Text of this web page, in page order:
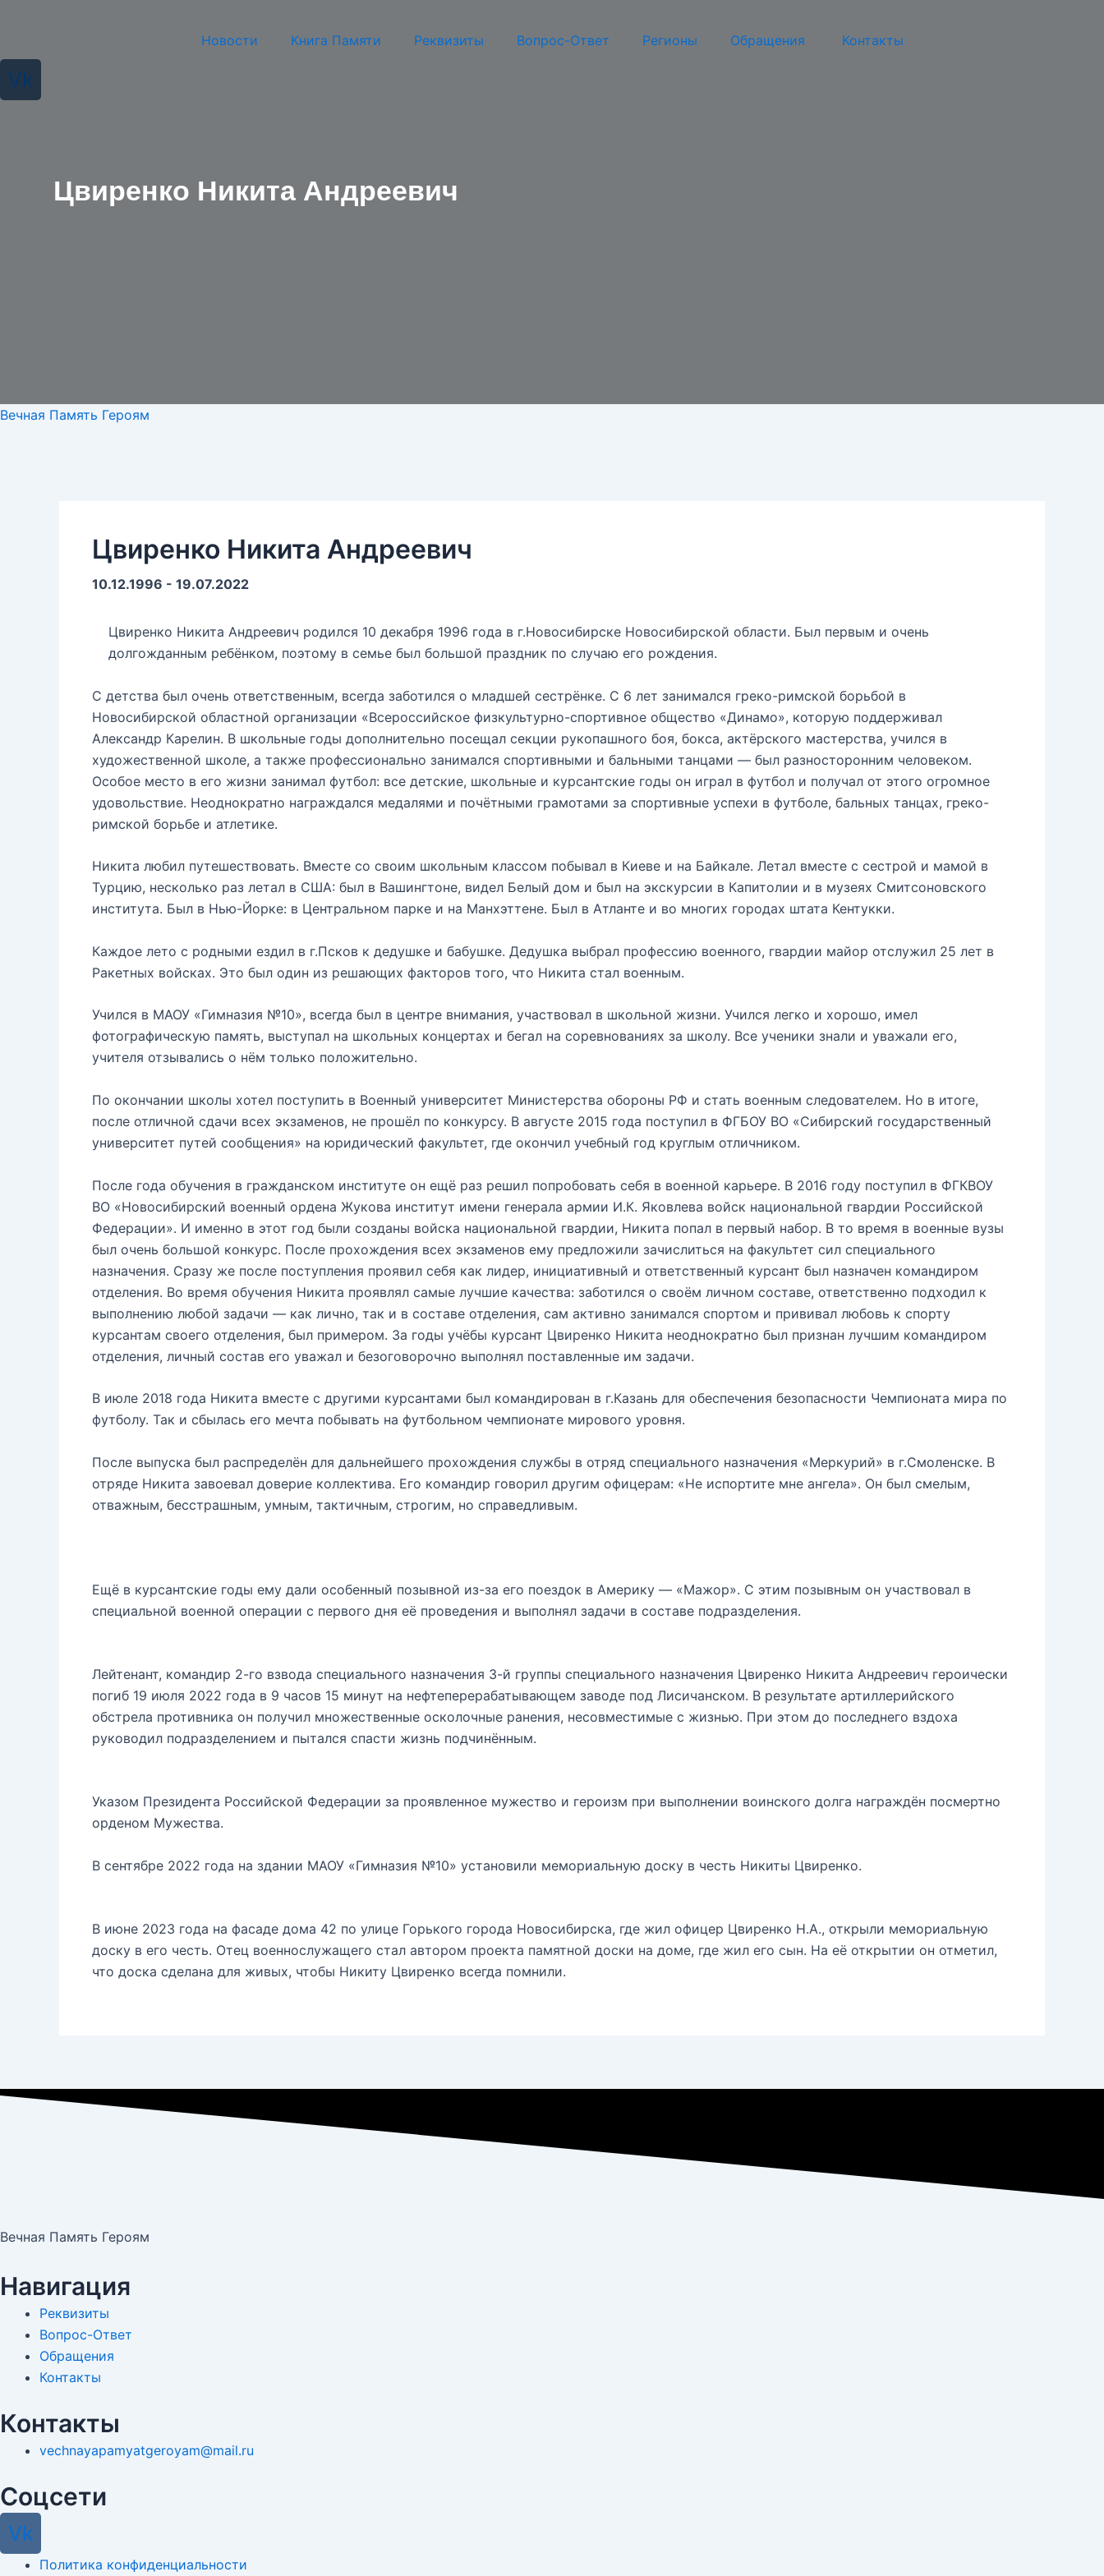
Новости Книга Памяти Реквизиты Вопрос-Ответ Регионы Обращения Контакты
Vk
Цвиренко Никита Андреевич
Вечная Память Героям
Цвиренко Никита Андреевич
10.12.1996 - 19.07.2022
Цвиренко Никита Андреевич родился 10 декабря 1996 года в г.Новосибирске Новосибирской области. Был первым и очень
долгожданным ребёнком, поэтому в семье был большой праздник по случаю его рождения.
С детства был очень ответственным, всегда заботился о младшей сестрёнке. С 6 лет занимался греко-римской борьбой в
Новосибирской областной организации «Всероссийское физкультурно-спортивное общество «Динамо», которую поддерживал
Александр Карелин. В школьные годы дополнительно посещал секции рукопашного боя, бокса, актёрского мастерства, учился в
художественной школе, а также профессионально занимался спортивными и бальными танцами — был разносторонним человеком.
Особое место в его жизни занимал футбол: все детские, школьные и курсантские годы он играл в футбол и получал от этого огромное
удовольствие. Неоднократно награждался медалями и почётными грамотами за спортивные успехи в футболе, бальных танцах, греко-
римской борьбе и атлетике.
Никита любил путешествовать. Вместе со своим школьным классом побывал в Киеве и на Байкале. Летал вместе с сестрой и мамой в
Турцию, несколько раз летал в США: был в Вашингтоне, видел Белый дом и был на экскурсии в Капитолии и в музеях Смитсоновского
института. Был в Нью-Йорке: в Центральном парке и на Манхэттене. Был в Атланте и во многих городах штата Кентукки.
Каждое лето с родными ездил в г.Псков к дедушке и бабушке. Дедушка выбрал профессию военного, гвардии майор отслужил 25 лет в
Ракетных войсках. Это был один из решающих факторов того, что Никита стал военным.
Учился в МАОУ «Гимназия №10», всегда был в центре внимания, участвовал в школьной жизни. Учился легко и хорошо, имел
фотографическую память, выступал на школьных концертах и бегал на соревнованиях за школу. Все ученики знали и уважали его,
учителя отзывались о нём только положительно.
По окончании школы хотел поступить в Военный университет Министерства обороны РФ и стать военным следователем. Но в итоге,
после отличной сдачи всех экзаменов, не прошёл по конкурсу. В августе 2015 года поступил в ФГБОУ ВО «Сибирский государственный
университет путей сообщения» на юридический факультет, где окончил учебный год круглым отличником.
После года обучения в гражданском институте он ещё раз решил попробовать себя в военной карьере. В 2016 году поступил в ФГКВОУ
ВО «Новосибирский военный ордена Жукова институт имени генерала армии И.К. Яковлева войск национальной гвардии Российской
Федерации». И именно в этот год были созданы войска национальной гвардии, Никита попал в первый набор. В то время в военные вузы
был очень большой конкурс. После прохождения всех экзаменов ему предложили зачислиться на факультет сил специального
назначения. Сразу же после поступления проявил себя как лидер, инициативный и ответственный курсант был назначен командиром
отделения. Во время обучения Никита проявлял самые лучшие качества: заботился о своём личном составе, ответственно подходил к
выполнению любой задачи — как лично, так и в составе отделения, сам активно занимался спортом и прививал любовь к спорту
курсантам своего отделения, был примером. За годы учёбы курсант Цвиренко Никита неоднократно был признан лучшим командиром
отделения, личный состав его уважал и безоговорочно выполнял поставленные им задачи.
В июле 2018 года Никита вместе с другими курсантами был командирован в г.Казань для обеспечения безопасности Чемпионата мира по
футболу. Так и сбылась его мечта побывать на футбольном чемпионате мирового уровня.
После выпуска был распределён для дальнейшего прохождения службы в отряд специального назначения «Меркурий» в г.Смоленске. В
отряде Никита завоевал доверие коллектива. Его командир говорил другим офицерам: «Не испортите мне ангела». Он был смелым,
отважным, бесстрашным, умным, тактичным, строгим, но справедливым.
Ещё в курсантские годы ему дали особенный позывной из-за его поездок в Америку — «Мажор». С этим позывным он участвовал в
специальной военной операции с первого дня её проведения и выполнял задачи в составе подразделения.
Лейтенант, командир 2-го взвода специального назначения 3-й группы специального назначения Цвиренко Никита Андреевич героически
погиб 19 июля 2022 года в 9 часов 15 минут на нефтеперерабатывающем заводе под Лисичанском. В результате артиллерийского
обстрела противника он получил множественные осколочные ранения, несовместимые с жизнью. При этом до последнего вздоха
руководил подразделением и пытался спасти жизнь подчинённым.
Указом Президента Российской Федерации за проявленное мужество и героизм при выполнении воинского долга награждён посмертно
орденом Мужества.
В сентябре 2022 года на здании МАОУ «Гимназия №10» установили мемориальную доску в честь Никиты Цвиренко.
В июне 2023 года на фасаде дома 42 по улице Горького города Новосибирска, где жил офицер Цвиренко Н.А., открыли мемориальную
доску в его честь. Отец военнослужащего стал автором проекта памятной доски на доме, где жил его сын. На её открытии он отметил,
что доска сделана для живых, чтобы Никиту Цвиренко всегда помнили.
Вечная Память Героям
Навигация
Реквизиты
Вопрос-Ответ
Обращения
Контакты
Контакты
vechnayapamyatgeroyam@mail.ru
Соцсети
Vk
Политика конфиденциальности